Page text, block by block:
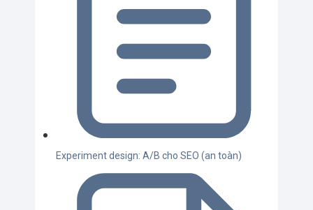
Experiment design: A/B cho SEO (an toàn)